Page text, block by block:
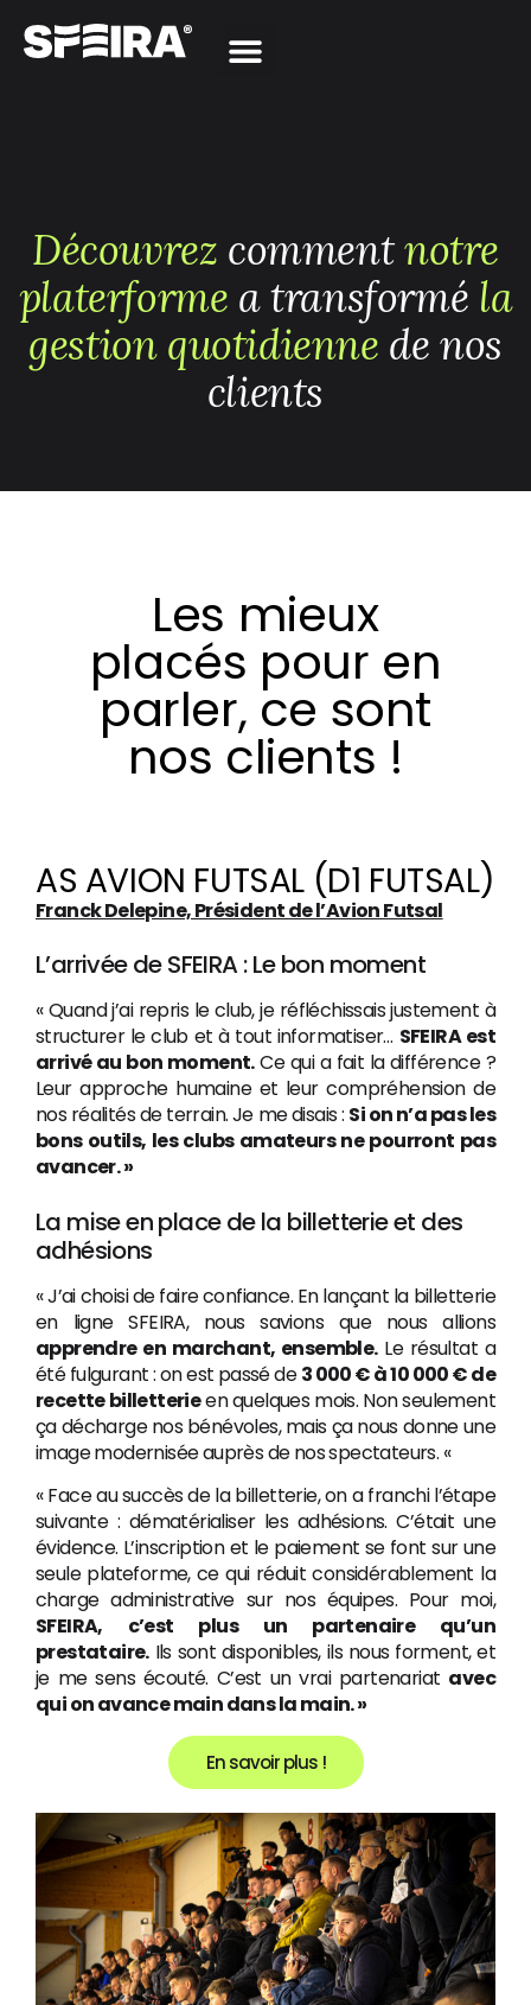
Découvrez commentnotre
platerforme a transformé la
gestion quotidienne de nos
clients
Les mieux
placés pour en
parler, ce sont
nos clients !
AS AVION FUTSAL (D1 FUTSAL)
Franck Delepine, Président de l’Avion Futsal
L’arrivée de SFEIRA : Le bon moment
« Quand j’ai repris le club, je réfléchissais justement à
structurer le club et à tout informatiser… SFEIRA est
arrivé au bon moment.Ce qui a fait la différence ?
Leur approche humaine et leur compréhension de
nos réalités de terrain. Je me disais : Si on n’a pas les
bons outils, les clubs amateurs ne pourront pas
avancer. »
La mise en place de la billetterie et des
adhésions
« J’ai choisi de faire confiance. En lançant la billetterie
en ligne SFEIRA, nous savions que nous allions
apprendre en marchant, ensemble.Le résultat a
été fulgurant : on est passé de3 000 € à 10 000 € de
recette billetterieen quelques mois. Non seulement
ça décharge nos bénévoles, mais ça nous donne une
image modernisée auprès de nos spectateurs. «
« Face au succès de la billetterie, on a franchi l’étape
suivante : dématérialiser les adhésions. C’était une
évidence. L’inscription et le paiement se font sur une
seule plateforme, ce qui réduit considérablement la
charge administrative sur nos équipes. Pour moi,
SFEIRA, c’est plus un partenaire qu’un
prestataire.Ils sont disponibles, ils nous forment, et
je me sens écouté. C’est un vrai partenariat avec
qui on avance main dans la main. »
En savoir plus !